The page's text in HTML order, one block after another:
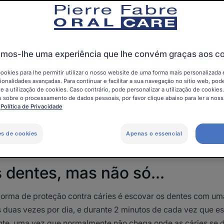
Cáries dentárias
idade, geralmente associamos "cáries" a "dor". E é
dolorosas. E o seu tratamento pode por vezes ser
os anestésicos limitem a dor. Portanto, o melhor é não
Só tem de adotar alguns hábitos de higiene simples e
dentes, mas não só...
de proteção contra cáries é escovar os dentes com
duas vezes por dia, e durante 2 minutos de cada vez que
lhe uma experiência que lhe convém graças aos
para lhe permitir utilizar o nosso website de uma forma mais personalizada
avançadas. Para continuar e facilitar a sua navegação no sítio web,
a utilização de cookies. Caso contrário, pode personalizar a utilização de cookies.
sobre o processamento de dados pessoais, por favor clique abaixo para ler a
Política de Privacidade
de cookies Apenas o essencial